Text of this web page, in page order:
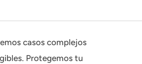
casos complejos
Protegemos tu